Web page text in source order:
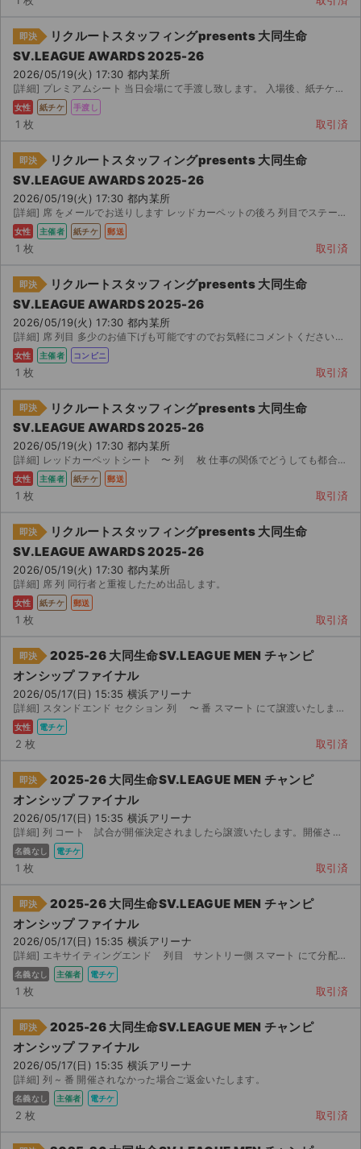
チケットジャム運営会社
チケットジャム利用規約
プライバシーポリシー
公演登録依頼
不正転売禁止法について
チケットジャムの取り組み
音楽情報
即決
リクルートスタッフィングpresents 大同生命
SV.LEAGUE AWARDS 2025-26
2026/05/19(火) 17:30 都内某所
[詳細] プレミアムシート 当日会場にて手渡し致します。 入場後、紙チケットに書かれております個人情報等...
女性 紙チケ 手渡し
1 枚 取引済
即決
リクルートスタッフィングpresents 大同生命
SV.LEAGUE AWARDS 2025-26
2026/05/19(火) 17:30 都内某所
[詳細] 席 をメールでお送りします レッドカーペットの後ろ 列目でステージも見やすい...
女性 主催者 紙チケ 郵送
1 枚 取引済
即決
リクルートスタッフィングpresents 大同生命
SV.LEAGUE AWARDS 2025-26
2026/05/19(火) 17:30 都内某所
[詳細] 席 列目 多少のお値下げも可能ですのでお気軽にコメントください。 をお送りし...
女性 主催者 コンビニ
1 枚 取引済
即決
リクルートスタッフィングpresents 大同生命
SV.LEAGUE AWARDS 2025-26
2026/05/19(火) 17:30 都内某所
[詳細] レッドカーペットシート 〜 列 枚 仕事の関係でどうしても都合がつかなくなってしまったため、...
女性 主催者 紙チケ 郵送
1 枚 取引済
即決
リクルートスタッフィングpresents 大同生命
SV.LEAGUE AWARDS 2025-26
2026/05/19(火) 17:30 都内某所
[詳細] 席 列 同行者と重複したため出品します。
女性 紙チケ 郵送
1 枚 取引済
即決
2025-26 大同生命SV.LEAGUE MEN チャンピ
オンシップ ファイナル
2026/05/17(日) 15:35 横浜アリーナ
[詳細] スタンドエンド セクション 列 〜 番 スマート にて譲渡いたします。購...
女性 電チケ
2 枚 取引済
即決
2025-26 大同生命SV.LEAGUE MEN チャンピ
オンシップ ファイナル
2026/05/17(日) 15:35 横浜アリーナ
[詳細] 列 コート 試合が開催決定されましたら譲渡いたします。開催されない場合はキャン...
名義なし 電チケ
1 枚 取引済
即決
2025-26 大同生命SV.LEAGUE MEN チャンピ
オンシップ ファイナル
2026/05/17(日) 15:35 横浜アリーナ
[詳細] エキサイティングエンド 列目 サントリー側 スマート にて分配します 購入後のキャンセル不...
名義なし 主催者 電チケ
1 枚 取引済
即決
2025-26 大同生命SV.LEAGUE MEN チャンピ
オンシップ ファイナル
2026/05/17(日) 15:35 横浜アリーナ
[詳細] 列 ~ 番 開催されなかった場合ご返金いたします。
名義なし 主催者 電チケ
2 枚 取引済